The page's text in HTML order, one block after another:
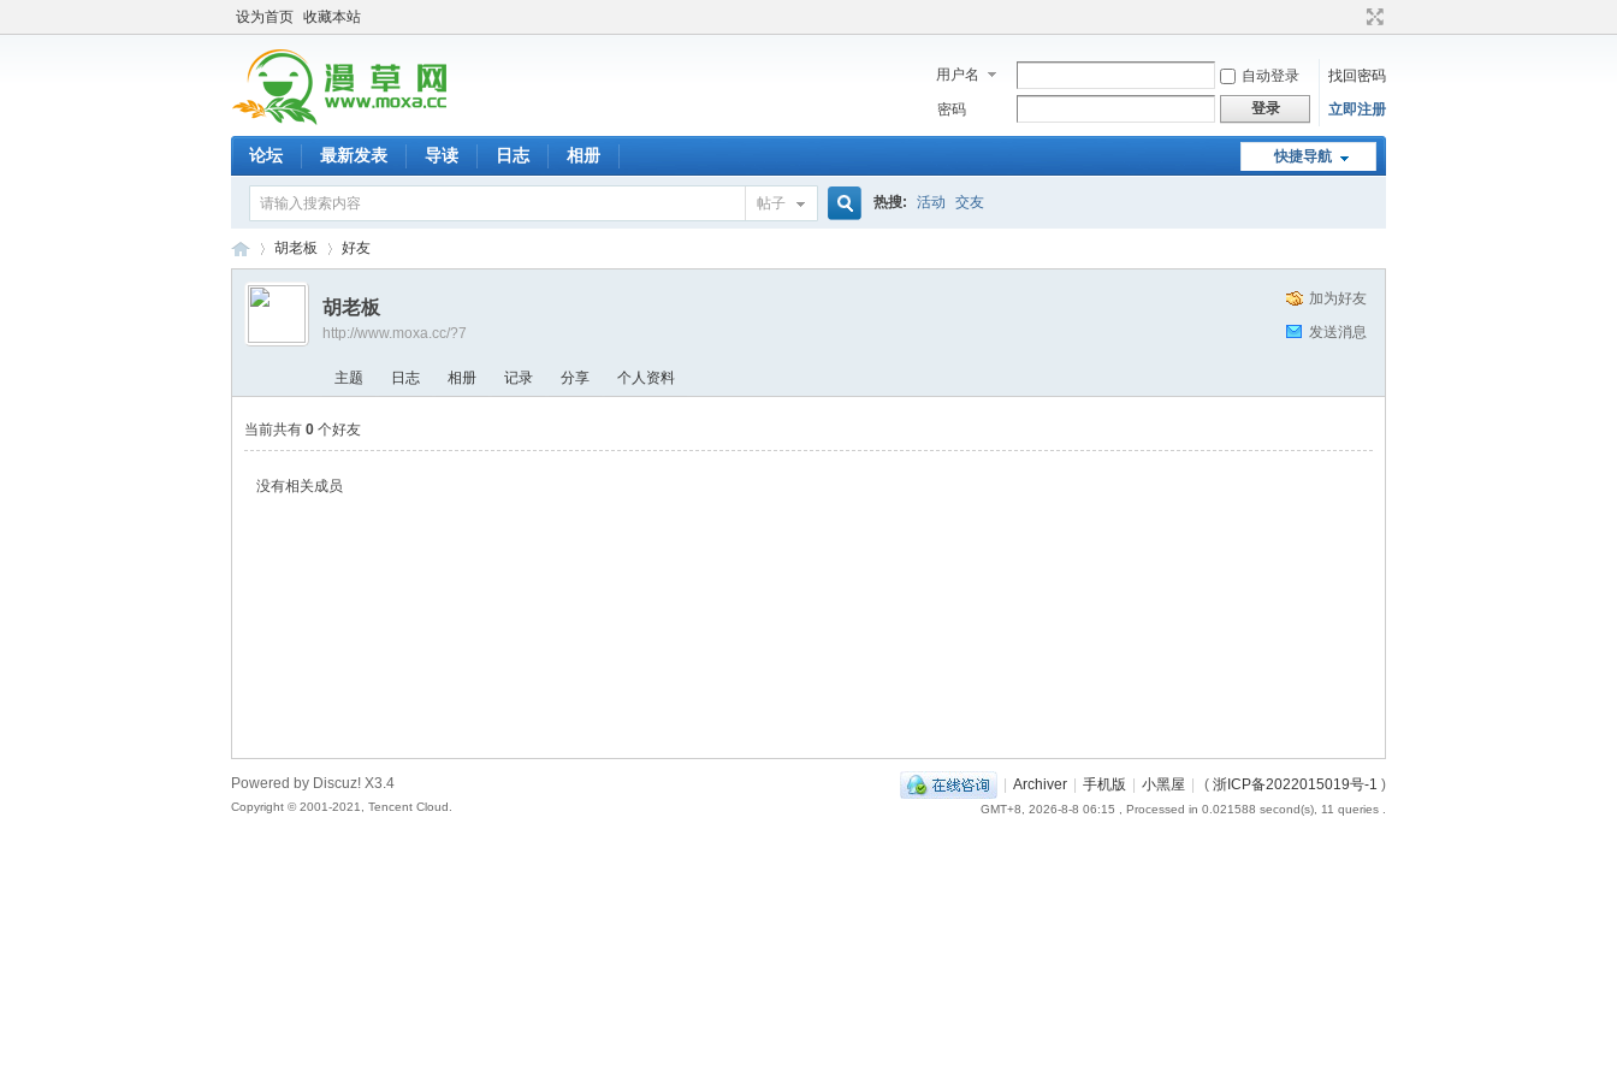
设为首页 收藏本站
用户名 自动登录
找回密码
密码
登录 立即注册
快捷导航
论坛 最新发表 导读 日志 相册
帖子 热搜: 活动 交友
›
胡老板 好友
加为好友
发送消息
胡老板
http://www.moxa.cc/?7
主题 日志 相册 记录 分享 个人资料
当前共有 0 个好友
没有相关成员
| Archiver | 手机版 | 小黑屋 | ( 浙ICP备2022015019号-1 )
GMT+8, 2026-8-8 06:15 , Processed in 0.021588 second(s), 11 queries .
Powered by Discuz! X3.4
Copyright © 2001-2021, Tencent Cloud.